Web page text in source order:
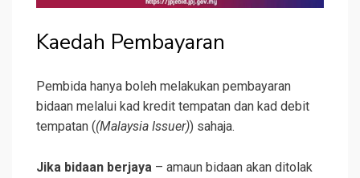
Kaedah Pembayaran
Pembida hanya boleh melakukan pembayaran
bidaan melalui kad kredit tempatan dan kad debit
tempatan ((Malaysia Issuer)) sahaja.
Jika bidaan berjaya – amaun bidaan akan ditolak